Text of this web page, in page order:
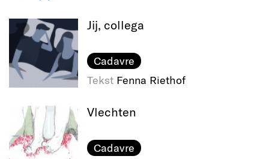
Jij, collega
Cadavre
Tekst Fenna Riethof
Vlechten
Cadavre